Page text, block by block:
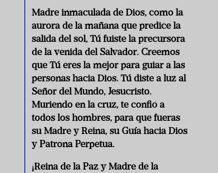
Madre inmaculada de Dios, como la
aurora de la mañana que predice la
salida del sol, Tú fuiste la precursora
de la venida del Salvador. Creemos
que Tú eres la mejor para guiar a las
personas hacia Dios. Tú diste a luz al
Señor del Mundo, Jesucristo.
Muriendo en la cruz, te confió a
todos los hombres, para que fueras
su Madre y Reina, su Guía hacia Dios
y Patrona Perpetua.
¡Reina de la Paz y Madre de la